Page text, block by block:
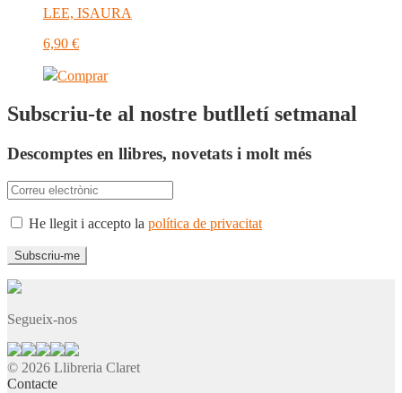
LEE, ISAURA
6,90 €
Comprar
Subscriu-te al nostre butlletí setmanal
Descomptes en llibres, novetats i molt més
He llegit i accepto la política de privacitat
Segueix-nos
© 2026 Llibreria Claret
Contacte